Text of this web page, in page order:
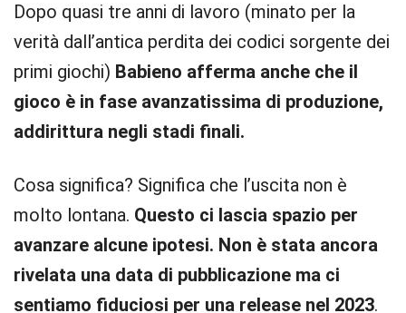
Dopo quasi tre anni di lavoro (minato per la
verità dall’antica perdita dei codici sorgente dei
primi giochi) Babieno afferma anche che il
gioco è in fase avanzatissima di produzione,
addirittura negli stadi finali.
Cosa significa? Significa che l’uscita non è
molto lontana. Questo ci lascia spazio per
avanzare alcune ipotesi. Non è stata ancora
rivelata una data di pubblicazione ma ci
sentiamo fiduciosi per una release nel 2023.